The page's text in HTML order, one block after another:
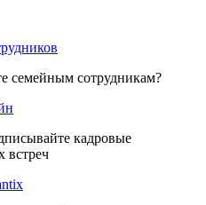
семейным сотрудникам?
кадровые
встреч